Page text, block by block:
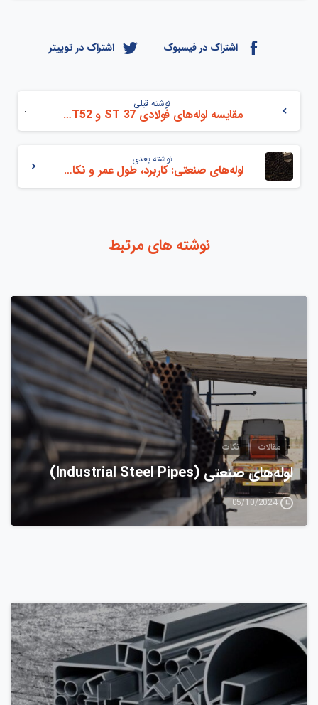
اشتراک در فیسبوک اشتراک در توییتر
نوشته قبلی
مقایسه لوله‌های فولادی ST 37 و ST 44/ ST52
نوشته بعدی
لوله‌های صنعتی: کاربرد، طول عمر و نکات مهم در خرید
نوشته های مرتبط
0
مقالات نکات
لوله‌های صنعتی (Industrial Steel Pipes)
05/10/2024
0